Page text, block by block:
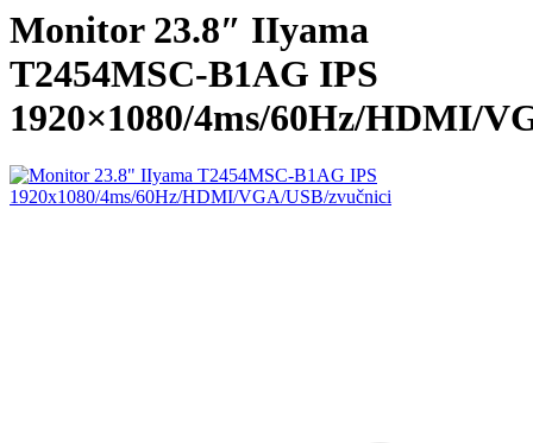
Monitor 23.8″ IIyama
T2454MSC-B1AG IPS
1920×1080/4ms/60Hz/HDMI/